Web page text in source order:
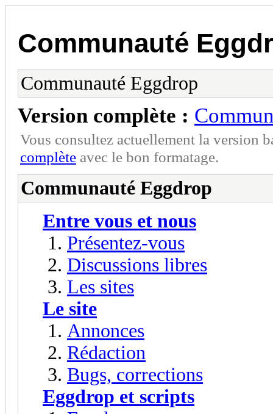
Communauté
Communauté Eggdrop
Version complète :
Vous consultez actuellement la version
complète avec le bon formatage.
Communauté Eggdrop
Entre vous et nous
Présentez-vous
Discussions libres
Les sites
Le site
Annonces
Rédaction
Bugs, corrections
Eggdrop et scripts